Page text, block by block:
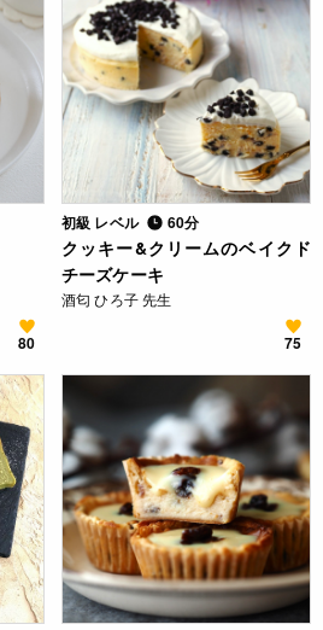
80
初級 レベル 60分
クッキー&クリームのベイクド
チーズケーキ
酒匂 ひろ子 先生
75